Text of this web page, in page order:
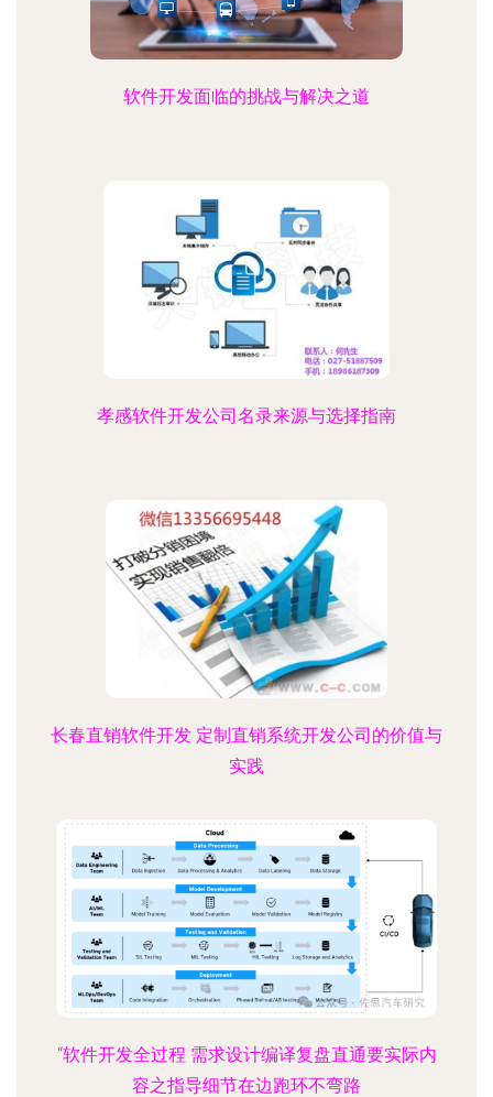
软件开发面临的挑战与解决之道
孝感软件开发公司名录来源与选择指南
长春直销软件开发 定制直销系统开发公司的价值与
实践
“软件开发全过程 需求设计编译复盘直通要实际内
容之指导细节在边跑环不弯路